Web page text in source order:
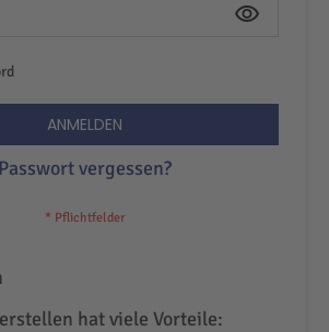
ANMELDEN
Passwort vergessen?
hat viele Vorteile: